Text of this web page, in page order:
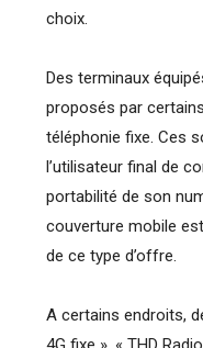
choix.
Des terminaux
proposés par
téléphonie fixe. Ces
l’utilisateur final de
portabilité de son
couverture mobile
de ce type d’offre.
A certains endroits,